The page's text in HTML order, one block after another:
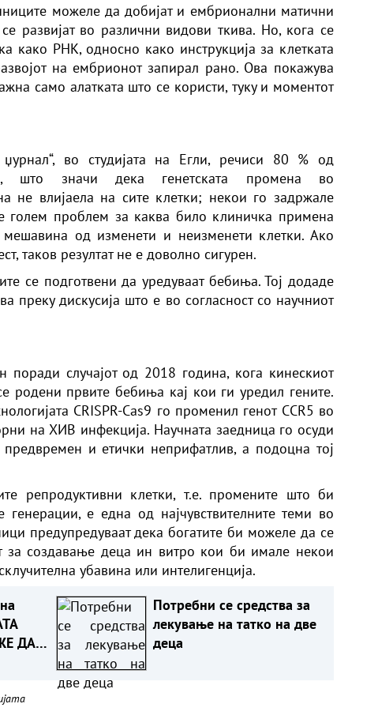
можеле да добијат и ембрионални матични
развијат во различни видови ткива. Но, кога се
како РНК, односно како инструкција за клетката
на ембрионот запирал рано. Ова покажува
само алатката што се користи, туку и моментот
џурнал“, во студијата на Егли, речиси 80 % од
што значи дека генетската промена во
не влијаела на сите клетки; некои го задржале
голем проблем за каква било клиничка примена
од изменети и неизменети клетки. Ако
таков резултат не е доволно сигурен.
се подготвени да уредуваат бебиња. Тој додаде
преку дискусија што е во согласност со научниот
поради случајот од 2018 година, кога кинескиот
родени првите бебиња кај кои ги уредил гените.
CRISPR-Cas9 го променил генот CCR5 во
на ХИВ инфекција. Научната заедница го осуди
и етички неприфатлив, а подоцна тој
репродуктивни клетки, т.е. промените што би
е една од најчувствителните теми во
предупредуваат дека богатите би можеле да се
за создавање деца ин витро кои би имале некои
убавина или интелигенција.
ДА
Потребни се средства за
лекување на татко на две
деца